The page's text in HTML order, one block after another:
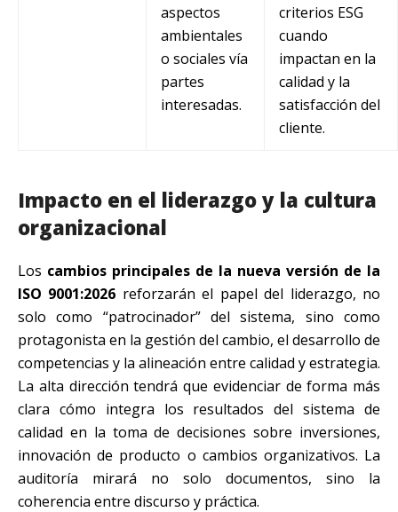
aspectos
ambientales
o sociales vía
partes
interesadas.
criterios ESG
cuando
impactan en la
calidad y la
satisfacción del
cliente.
Impacto en el liderazgo y la cultura
organizacional
Los cambios principales de la nueva versión de la
ISO 9001:2026 reforzarán el papel del liderazgo, no
solo como “patrocinador” del sistema, sino como
protagonista en la gestión del cambio, el desarrollo de
competencias y la alineación entre calidad y estrategia.
La alta dirección tendrá que evidenciar de forma más
clara cómo integra los resultados del sistema de
calidad en la toma de decisiones sobre inversiones,
innovación de producto o cambios organizativos. La
auditoría mirará no solo documentos, sino la
coherencia entre discurso y práctica.